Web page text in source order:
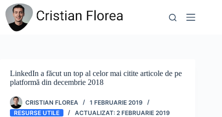
Sari
conținut
LinkedIn a făcut un top al celor mai citite articole de pe
platformă din decembrie 2018
CRISTIAN FLOREA
1 FEBRUARIE 2019
RESURSE UTILE
2 FEBRUARIE 2019